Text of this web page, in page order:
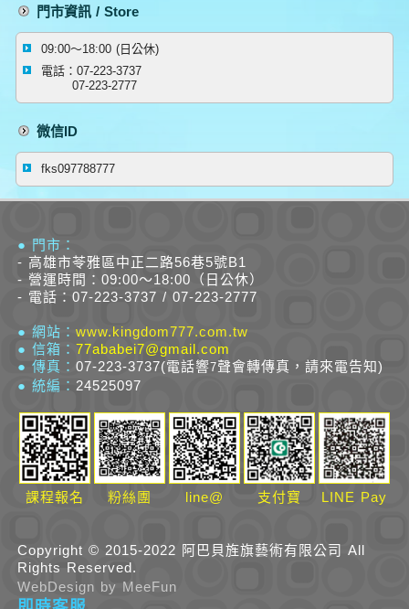
門市資訊 / Store
09:00～18:00 (日公休)
電話：07-223-3737
07-223-2777
微信ID
fks097788777
● 門市：
- 高雄市苓雅區中正二路56巷5號B1
- 營運時間：09:00～18:00（日公休）
- 電話：07-223-3737 / 07-223-2777
● 網站： www.kingdom777.com.tw
● 信箱： 77ababei7@gmail.com
● 傳真： 07-223-3737(電話響7聲會轉傳真，請來電告知)
● 統編： 24525097
課程報名 粉絲團 line@ 支付寶 LINE Pay
Copyright © 2015-2022 阿巴貝旌旗藝術有限公司 All
Rights Reserved.
WebDesign by MeeFun